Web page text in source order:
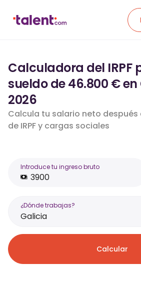
Calculadora del IRPF
sueldo de 46.800 €
2026
Calcula tu salario neto después
de IRPF y cargas sociales
Introduce tu ingreso bruto
¿Dónde trabajas?
Galicia
Calcular